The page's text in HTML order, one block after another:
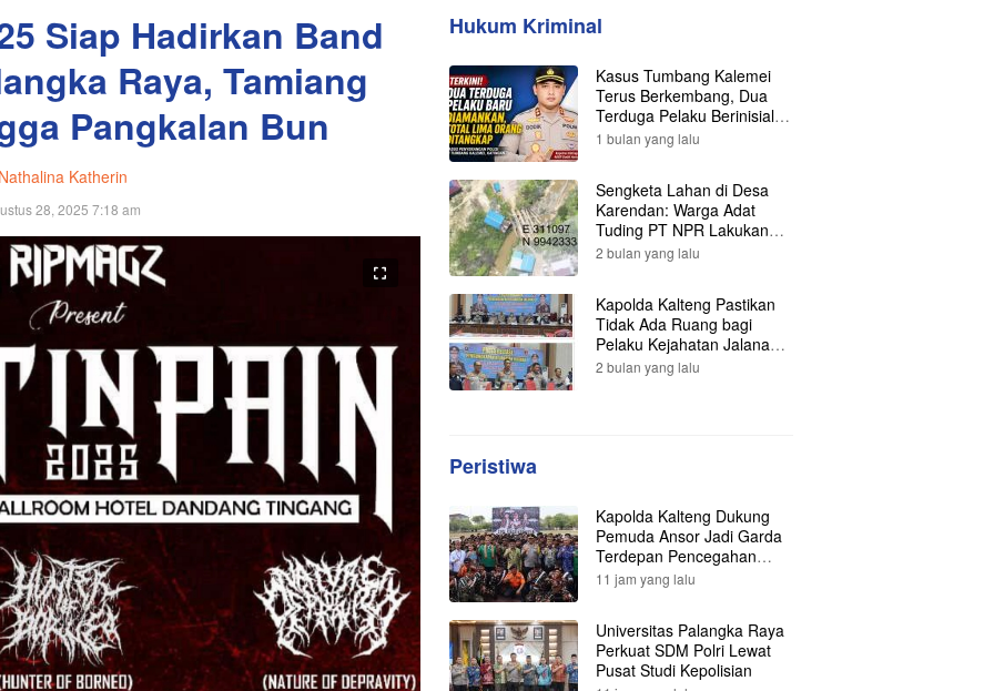
Siap Hadirkan Band
Raya, Tamiang
Pangkalan Bun
Katherin
28, 2025 7:18 am
Hukum Kriminal
Kasus Tumbang Kalemei
Terus Berkembang, Dua
Terduga Pelaku Berinisial Y
dan L Ditangkap, Total Lima
1 bulan yang lalu
Sengketa Lahan di Desa
Karendan: Warga Adat
Tuding PT NPR Lakukan
Pengrusakan, Minta
2 bulan yang lalu
Kapolda Kalteng Pastikan
Tidak Ada Ruang bagi
Pelaku Kejahatan Jalanan,
121 Kasus Terungkap dan
2 bulan yang lalu
Peristiwa
Kapolda Kalteng Dukung
Pemuda Ansor Jadi Garda
Terdepan Pencegahan
Karhutla
11 jam yang lalu
Universitas Palangka Raya
Perkuat SDM Polri Lewat
Pusat Studi Kepolisian